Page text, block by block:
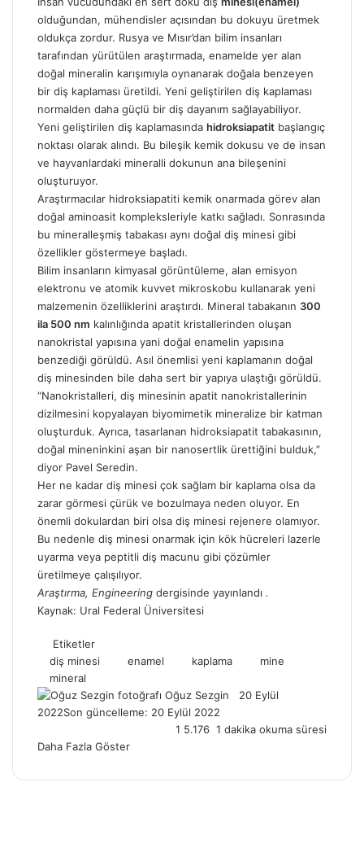
olduğundan, mühendisler açısından bu dokuyu üretmek
oldukça zordur. Rusya ve Mısır’dan bilim insanları
tarafından yürütülen araştırmada, enamelde yer alan
doğal mineralin karışımıyla oynanarak doğala benzeyen
bir diş kaplaması üretildi. Yeni geliştirilen diş kaplaması
normalden daha güçlü bir diş dayanım sağlayabiliyor.
Yeni geliştirilen diş kaplamasında hidroksiapatit başlangıç
noktası olarak alındı. Bu bileşik kemik dokusu ve de insan
ve hayvanlardaki mineralli dokunun ana bileşenini
oluşturuyor.
Araştırmacılar hidroksiapatiti kemik onarmada görev alan
doğal aminoasit kompleksleriyle katkı sağladı. Sonrasında
bu mineralleşmiş tabakası aynı doğal diş minesi gibi
özellikler göstermeye başladı.
Bilim insanların kimyasal görüntüleme, alan emisyon
elektronu ve atomik kuvvet mikroskobu kullanarak yeni
malzemenin özelliklerini araştırdı. Mineral tabakanın 300
ila 500 nm kalınlığında apatit kristallerinden oluşan
nanokristal yapısına yani doğal enamelin yapısına
benzediği görüldü. Asıl önemlisi yeni kaplamanın doğal
diş minesinden bile daha sert bir yapıya ulaştığı görüldü.
“Nanokristalleri, diş minesinin apatit nanokristallerinin
dizilmesini kopyalayan biyomimetik mineralize bir katman
oluşturduk. Ayrıca, tasarlanan hidroksiapatit tabakasının,
doğal mineninkini aşan bir nanosertlik ürettiğini bulduk,”
diyor Pavel Seredin.
Her ne kadar diş minesi çok sağlam bir kaplama olsa da
zarar görmesi çürük ve bozulmaya neden oluyor. En
önemli dokulardan biri olsa diş minesi rejenere olamıyor.
Bu nedenle diş minesi onarmak için kök hücreleri lazerle
uyarma veya peptitli diş macunu gibi çözümler
üretilmeye çalışılıyor.
Araştırma, Engineering dergisinde yayınlandı .
Kaynak: Ural Federal Üniversitesi
Etiketler
diş minesi
enamel kaplama
mine
mineral
Oğuz Sezgin
Follow
X
Bir
posta
20 Eylül
2022Son güncelleme: 20 Eylül 2022
1 5.176 1 dakika okuma süresi
Daha Fazla Göster